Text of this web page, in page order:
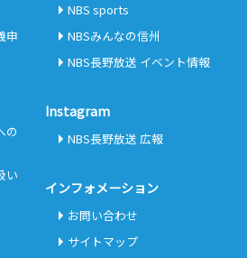
申
の
い
NBS sports
NBSみんなの信州
NBS長野放送 イベント情報
Instagram
NBS長野放送 広報
インフォメーション
お問い合わせ
サイトマップ